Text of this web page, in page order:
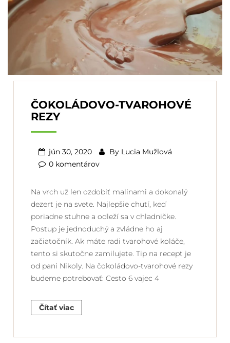
ČOKOLÁDOVO-TVAROHOVÉ
REZY
jún 30, 2020 By Lucia Mužlová
0 komentárov
Na vrch už len ozdobiť malinami a dokonalý
dezert je na svete. Najlepšie chutí, keď
poriadne stuhne a odleží sa v chladničke.
Postup je jednoduchý a zvládne ho aj
začiatočník. Ak máte radi tvarohové koláče,
tento si skutočne zamilujete. Tip na recept je
od pani Nikoly. Na čokoládovo-tvarohové rezy
budeme potrebovať: Cesto 6 vajec 4
Čítať viac